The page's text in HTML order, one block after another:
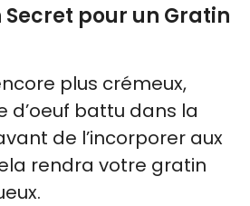
Secret pour un Gratin
plus crémeux,
d’oeuf battu dans la
de l’incorporer aux
rendra votre gratin